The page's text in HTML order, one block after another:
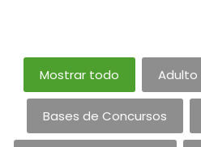
Mostrar todo Adulto
Bases de Concursos